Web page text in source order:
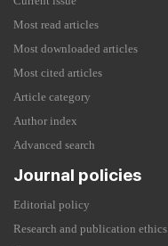
Most read articles
Most downloaded articles
Most cited articles
Article category
Author index
Advanced search
Journal policies
Editorial policy
Research and publication ethics